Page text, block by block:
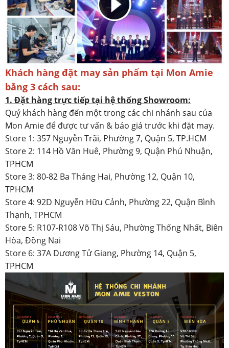
Khách hàng đặt may sản phẩm tại Mon Amie
bằng 3 cách sau:
1. Đặt hàng trực tiếp tại hệ thống Showroom:
Quý khách hàng đến một trong các chi nhánh sau của
Mon Amie để được tư vấn & báo giá trước khi đặt may.
Store 1: 357 Nguyễn Trãi, Phường 7, Quận 5, TP.HCM
Store 2: 114 Hồ Văn Huê, Phường 9, Quận Phú Nhuận,
TPHCM
Store 3: 80-82 Ba Tháng Hai, Phường 12, Quận 10,
TPHCM
Store 4: 92D Nguyễn Hữu Cảnh, Phường 22, Quận Bình
Thạnh, TPHCM
Store 5: R107-R108 Võ Thị Sáu, Phường Thống Nhất, Biên
Hòa, Đồng Nai
Store 6: 37A Dương Tử Giang, Phường 14, Quận 5,
TPHCM